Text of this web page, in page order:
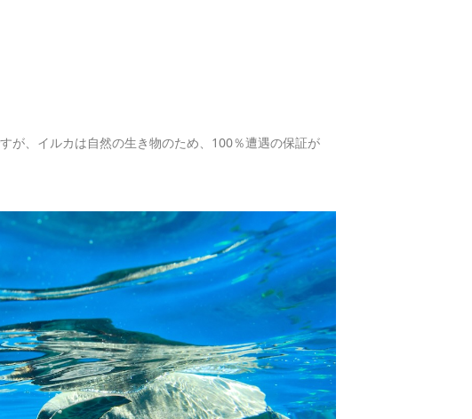
が、イルカは自然の生き物のため、100％遭遇の保証が